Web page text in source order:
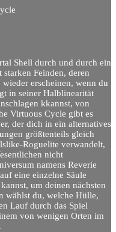
Shell durch und durch ein
Feinden, deren
erscheinen, wenn du
in seiner Halblinearität
kkannst, von
Virtuous Cycle gibt es
der dich in ein alternatives
größtenteils gleich
Roguelite verwandelt,
nicht
namens Reverie
eine einzelne Säule
um deinen nächsten
wählst du, welche Hülle,
Lauf durch das Spiel
von wenigen Orten im